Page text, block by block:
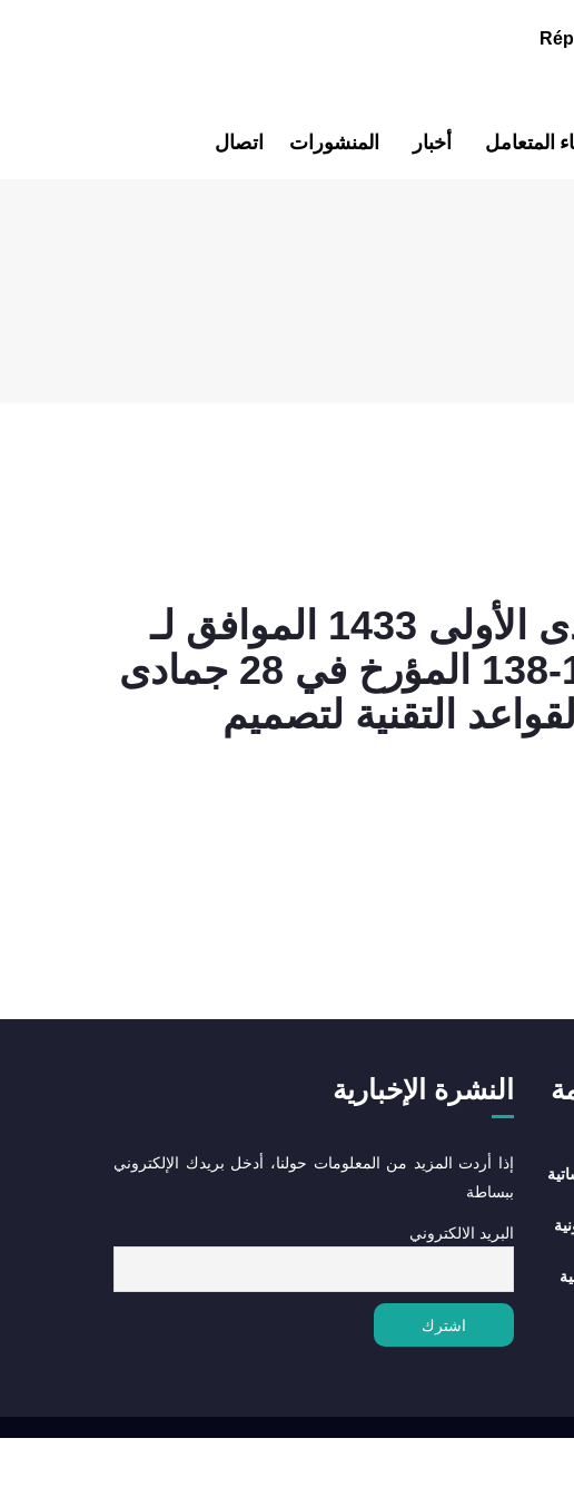
المتعامل أخبار المنشورات اتصال
المرسوم التنفيذي رقم 12-150 المؤرخ في 5 جمادى الأولى 1433 الموافق لـ
28 مارس 2012 المعدّل للمرسوم التنفيذي رقم 10-138 المؤرخ في 28 جمادى
مايو 2010 الذي يحدد القواعد التقنية لتصميم
النشرة الإخبارية
إذا أردت المزيد من المعلومات حولنا، أدخل بريدك الإلكتروني
ببساطة
البريد الالكتروني